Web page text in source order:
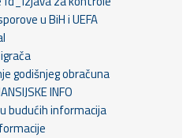
u BiH i UEFA
godišnjeg obračuna
INFO
budućih informacija